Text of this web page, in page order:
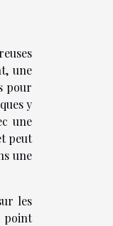
une
pour
y
une
peut
une
les
point